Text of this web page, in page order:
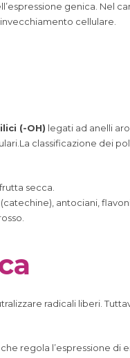
genica. Nel
cellulare.
(-OH) legati ad anelli
classificazione dei
secca.
antociani,
radicali liberi.
che regola l’espressione di